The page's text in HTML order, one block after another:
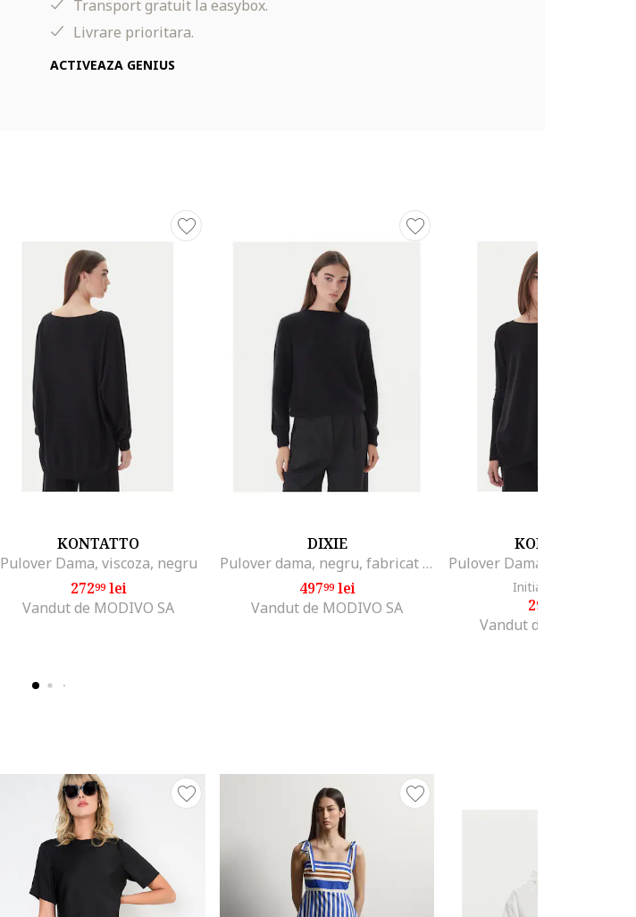
Transport gratuit la easybox.
Livrare prioritara.
ACTIVEAZA GENIUS
KONTATTO
Pulover Dama, viscoza, negru
27299lei
Vandut de MODIVO SA
DIXIE
Pulover dama, negru, fabricat din material de calitate
49799lei
Vandut de MODIVO SA
KONTATTO
Initial: 309
290
Vandut de MODIVO SA